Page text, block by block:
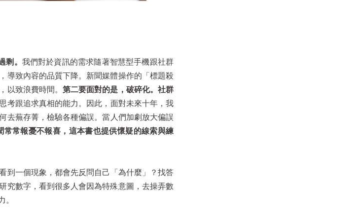
剩。 我們對於資訊的需求隨著智慧型手機跟社群
導致內容的品質下降。新聞媒體操作的「標題殺
以致浪費時間。第二要面對的是，破碎化。社群
考跟追求真相的能力。因此，面對未來十年，我
去蕪存菁，檢驗各種偏誤。當人們加劇放大偏誤
常常報憂不報喜，這本書也提供懷疑的線索與練
看到一個現象，都會先反問自己「為什麼」？找答
究數字，看到很多人會因為特殊意圖，去操弄數
。